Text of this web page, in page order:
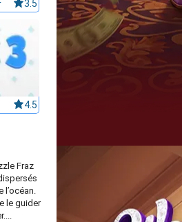
3.5
4.5
Fraz
l’océan.
le guider